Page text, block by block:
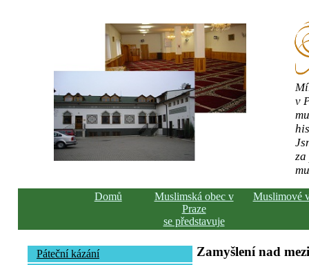
v
Domů
Muslimská obec v
Praze
se představuje
Muslimové
Páteční kázání
Zamyšlení nad